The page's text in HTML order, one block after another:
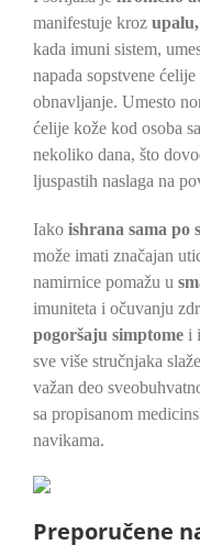
manifestuje kroz
kada imuni sistem,
napada sopstvene
obnavljanje. Umesto
ćelije kože kod osoba
nekoliko dana, što
ljuspastih naslaga na
Iako ishrana sama po
može imati značajan
namirnice pomažu u
imuniteta i očuvanju
pogoršaju simptome i
sve više stručnjaka
važan deo
sa propisanom
navikama.
Preporučene